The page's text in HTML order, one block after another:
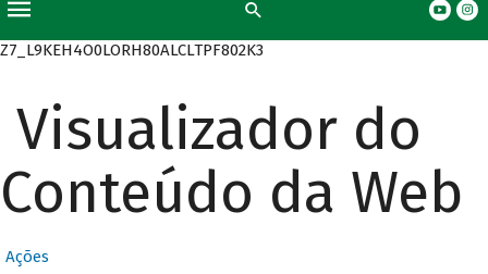
Z7_L9KEH4O0LORH80ALCLTPF802K3
Visualizador do
Conteúdo da Web
Ações